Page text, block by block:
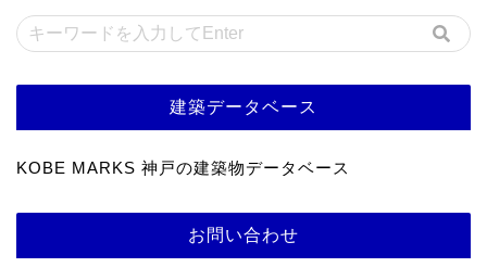
建築データベース
KOBE MARKS 神戸の建築物データベース
お問い合わせ